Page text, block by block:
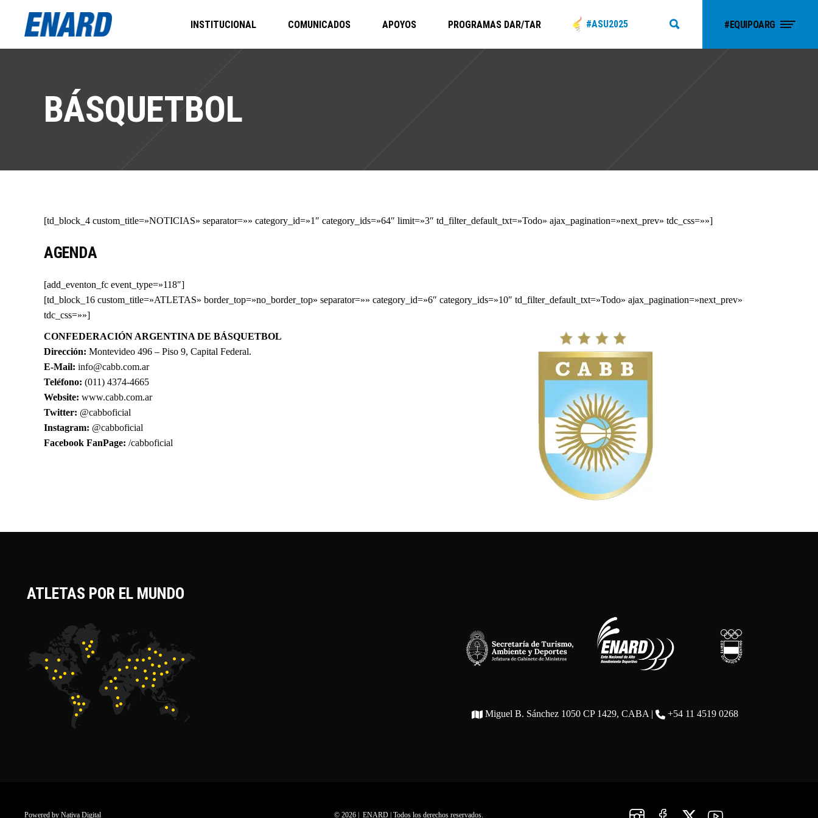
INSTITUCIONAL COMUNICADOS APOYOS PROGRAMAS DAR/TAR #ASU2025 #EQUIPOARG
BÁSQUETBOL
[td_block_4 custom_title=»NOTICIAS» separator=»» category_id=»1″ category_ids=»64″ limit=»3″ td_filter_default_txt=»Todo» ajax_pagination=»next_prev» tdc_css=»»]
AGENDA
[add_eventon_fc event_type=»118″]
[td_block_16 custom_title=»ATLETAS» border_top=»no_border_top» separator=»» category_id=»6″ category_ids=»10″ td_filter_default_txt=»Todo» ajax_pagination=»next_prev»
tdc_css=»»]
CONFEDERACIÓN ARGENTINA DE BÁSQUETBOL
Dirección: Montevideo 496 – Piso 9, Capital Federal.
E-Mail: info@cabb.com.ar
Teléfono: (011) 4374-4665
Website: www.cabb.com.ar
Twitter: @cabboficial
Instagram: @cabboficial
Facebook FanPage: /cabboficial
ATLETAS POR EL MUNDO
Miguel B. Sánchez 1050 CP 1429, CABA | +54 11 4519 0268
Powered by Nativa Digital © 2026 | ENARD | Todos los derechos reservados.